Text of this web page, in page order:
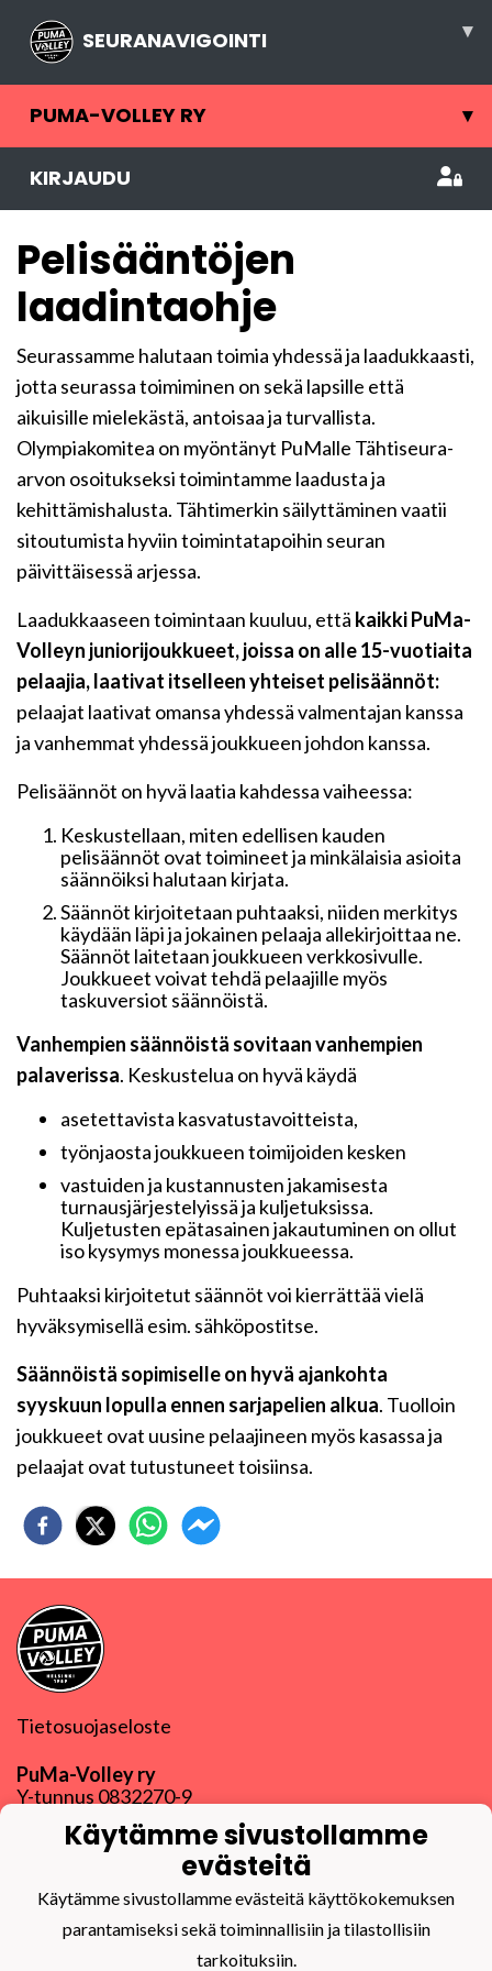
SEURANAVIGOINTI ▾
PUMA-VOLLEY RY ▾
KIRJAUDU
Pelisääntöjen
laadintaohje
Seurassamme halutaan toimia yhdessä ja laadukkaasti,
jotta seurassa toimiminen on sekä lapsille että
aikuisille mielekästä, antoisaa ja turvallista.
Olympiakomitea on myöntänyt PuMalle Tähtiseura-
arvon osoitukseksi toimintamme laadusta ja
kehittämishalusta. Tähtimerkin säilyttäminen vaatii
sitoutumista hyviin toimintatapoihin seuran
päivittäisessä arjessa.
Laadukkaaseen toimintaan kuuluu, että kaikkiPuMa-
Volleyn juniorijoukkueet, joissa on alle 15-vuotiaita
pelaajia, laativat itselleen yhteiset pelisäännöt:
pelaajat laativat omansa yhdessä valmentajan kanssa
ja vanhemmat yhdessä joukkueen johdon kanssa.
Pelisäännöt on hyvä laatia kahdessa vaiheessa:
Keskustellaan, miten edellisen kauden
pelisäännöt ovat toimineet ja minkälaisia asioita
säännöiksi halutaan kirjata.
Säännöt kirjoitetaan puhtaaksi, niiden merkitys
käydään läpi ja jokainen pelaaja allekirjoittaa ne.
Säännöt laitetaan joukkueen verkkosivulle.
Joukkueet voivat tehdä pelaajille myös
taskuversiot säännöistä.
Vanhempien säännöistä sovitaan vanhempien
palaverissa. Keskustelua on hyvä käydä
asetettavista kasvatustavoitteista,
työnjaosta joukkueen toimijoiden kesken
vastuiden ja kustannusten jakamisesta
turnausjärjestelyissä ja kuljetuksissa.
Kuljetusten epätasainen jakautuminen on ollut
iso kysymys monessa joukkueessa.
Puhtaaksi kirjoitetut säännöt voi kierrättää vielä
hyväksymisellä esim. sähköpostitse.
Säännöistä sopimiselle on hyvä ajankohta
syyskuun lopulla ennen sarjapelien alkua. Tuolloin
joukkueet ovat uusine pelaajineen myös kasassa ja
pelaajat ovat tutustuneet toisiinsa.
Tietosuojaseloste
PuMa-Volley ry
Y-tunnus 0832270-9
puma@puma-volley.fi
Linkki muihin yhteystietoihin
Käytämme sivustollamme
evästeitä
Käytämme sivustollamme evästeitä käyttökokemuksen
parantamiseksi sekä toiminnallisiin ja tilastollisiin
tarkoituksiin.